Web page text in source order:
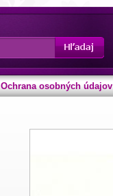
Ochrana osobných údajov